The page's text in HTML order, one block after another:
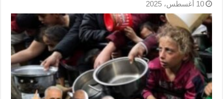
10 أغسطس، 2025